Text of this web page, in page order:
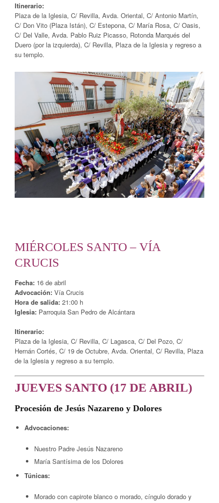
Itinerario:
Plaza de la Iglesia, C/ Revilla, Avda. Oriental, C/ Antonio Martín,
C/ Don Vito (Plaza Istán), C/ Estepona, C/ María Rosa, C/ Oasis,
C/ Del Valle, Avda. Pablo Ruiz Picasso, Rotonda Marqués del
Duero (por la izquierda), C/ Revilla, Plaza de la Iglesia y regreso a
su templo.
MIÉRCOLES SANTO – VÍA
CRUCIS
Fecha: 16 de abril
Advocación: Vía Crucis
Hora de salida: 21:00 h
Iglesia: Parroquia San Pedro de Alcántara
Itinerario:
Plaza de la Iglesia, C/ Revilla, C/ Lagasca, C/ Del Pozo, C/
Hernán Cortés, C/ 19 de Octubre, Avda. Oriental, C/ Revilla, Plaza
de la Iglesia y regreso a su templo.
JUEVES SANTO (17 DE ABRIL)
Procesión de Jesús Nazareno y Dolores
Advocaciones:
Nuestro Padre Jesús Nazareno
María Santísima de los Dolores
Túnicas:
Morado con capirote blanco o morado, cíngulo dorado y